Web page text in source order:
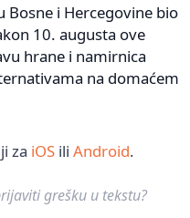
Bosne i Hercegovine bio
10. augusta ove
hrane i namirnica
na domaćem
za iOS ili Android.
grešku u tekstu?